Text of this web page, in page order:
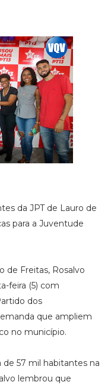
da JPT de Lauro de
para a Juventude
de Freitas, Rosalvo
feira (5) com
dos
que ampliem
no município.
57 mil habitantes na
lembrou que